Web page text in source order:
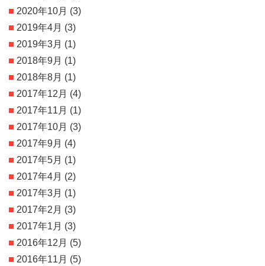
2020年10月 (3)
2019年4月 (3)
2019年3月 (1)
2018年9月 (1)
2018年8月 (1)
2017年12月 (4)
2017年11月 (1)
2017年10月 (3)
2017年9月 (4)
2017年5月 (1)
2017年4月 (2)
2017年3月 (1)
2017年2月 (3)
2017年1月 (3)
2016年12月 (5)
2016年11月 (5)